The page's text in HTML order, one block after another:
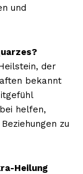
und
der
bekannt
helfen,
zu
Heilung